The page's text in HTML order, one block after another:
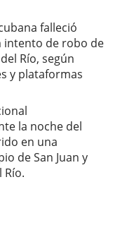
falleció
intento de robo de
Río, según
y plataformas
la noche del
en una
de San Juan y
Río.